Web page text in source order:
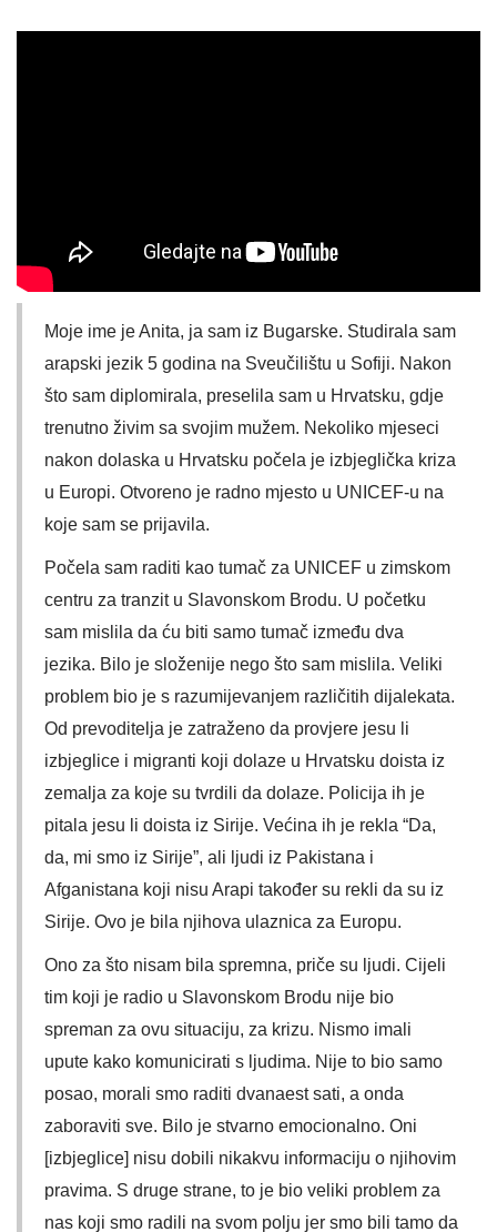
Moje ime je Anita, ja sam iz Bugarske. Studirala sam
arapski jezik 5 godina na Sveučilištu u Sofiji. Nakon
što sam diplomirala, preselila sam u Hrvatsku, gdje
trenutno živim sa svojim mužem. Nekoliko mjeseci
nakon dolaska u Hrvatsku počela je izbjeglička kriza
u Europi. Otvoreno je radno mjesto u UNICEF-u na
koje sam se prijavila.
Počela sam raditi kao tumač za UNICEF u zimskom
centru za tranzit u Slavonskom Brodu. U početku
sam mislila da ću biti samo tumač između dva
jezika. Bilo je složenije nego što sam mislila. Veliki
problem bio je s razumijevanjem različitih dijalekata.
Od prevoditelja je zatraženo da provjere jesu li
izbjeglice i migranti koji dolaze u Hrvatsku doista iz
zemalja za koje su tvrdili da dolaze. Policija ih je
pitala jesu li doista iz Sirije. Većina ih je rekla “Da,
da, mi smo iz Sirije”, ali ljudi iz Pakistana i
Afganistana koji nisu Arapi također su rekli da su iz
Sirije. Ovo je bila njihova ulaznica za Europu.
Ono za što nisam bila spremna, priče su ljudi. Cijeli
tim koji je radio u Slavonskom Brodu nije bio
spreman za ovu situaciju, za krizu. Nismo imali
upute kako komunicirati s ljudima. Nije to bio samo
posao, morali smo raditi dvanaest sati, a onda
zaboraviti sve. Bilo je stvarno emocionalno. Oni
[izbjeglice] nisu dobili nikakvu informaciju o njihovim
pravima. S druge strane, to je bio veliki problem za
nas koji smo radili na svom polju jer smo bili tamo da